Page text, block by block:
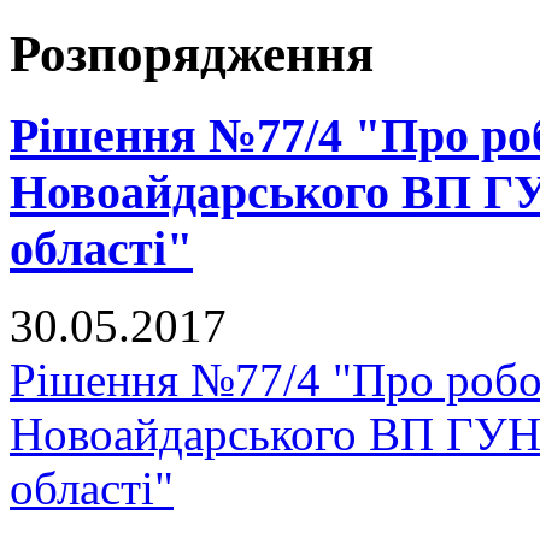
Розпорядження
Рішення №77/4 "Про
Новоайдарського ВП
області"
30.05.2017
Рішення №77/4 "Про
Новоайдарського ВП
області"